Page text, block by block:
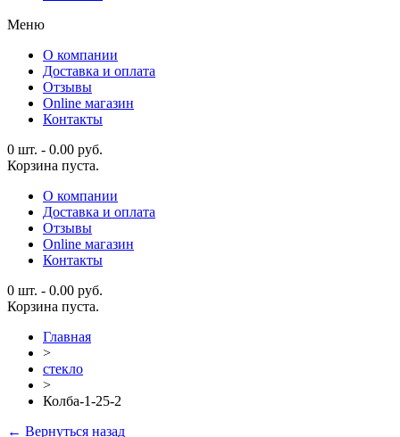
Меню
О компании
Доставка и оплата
Отзывы
Online магазин
Контакты
0 шт. - 0.00 руб.
Корзина пуста.
О компании
Доставка и оплата
Отзывы
Online магазин
Контакты
0 шт. - 0.00 руб.
Корзина пуста.
Главная
>
стекло
>
Колба-1-25-2
← Вернуться назад